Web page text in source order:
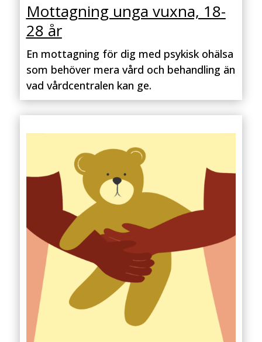
Mottagning unga vuxna, 18-
28 år
En mottagning för dig med psykisk ohälsa
som behöver mera vård och behandling än
vad vårdcentralen kan ge.